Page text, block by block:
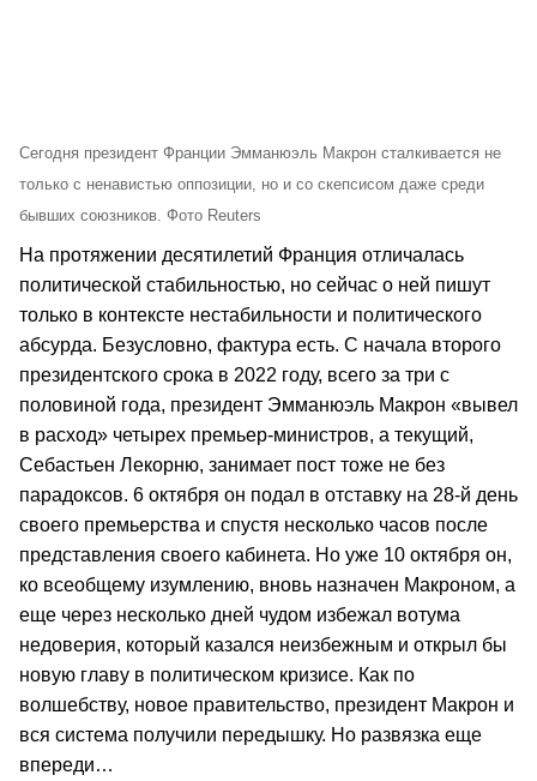
Сегодня президент Франции Эмманюэль Макрон сталкивается не
только с ненавистью оппозиции, но и со скепсисом даже среди
бывших союзников. Фото Reuters
На протяжении десятилетий Франция отличалась
политической стабильностью, но сейчас о ней пишут
только в контексте нестабильности и политического
абсурда. Безусловно, фактура есть. С начала второго
президентского срока в 2022 году, всего за три с
половиной года, президент Эмманюэль Макрон «вывел
в расход» четырех премьер-министров, а текущий,
Себастьен Лекорню, занимает пост тоже не без
парадоксов. 6 октября он подал в отставку на 28-й день
своего премьерства и спустя несколько часов после
представления своего кабинета. Но уже 10 октября он,
ко всеобщему изумлению, вновь назначен Макроном, а
еще через несколько дней чудом избежал вотума
недоверия, который казался неизбежным и открыл бы
новую главу в политическом кризисе. Как по
волшебству, новое правительство, президент Макрон и
вся система получили передышку. Но развязка еще
впереди…